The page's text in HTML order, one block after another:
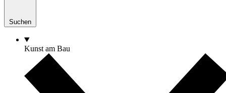
Suchen
Kunst am Bau